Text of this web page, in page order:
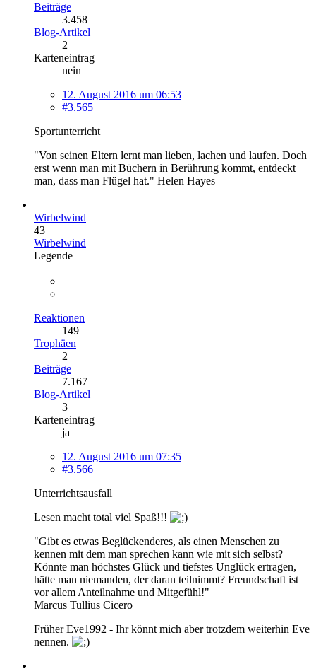
Beiträge
3.458
Blog-Artikel
2
Karteneintrag
nein
12. August 2016 um 06:53
#3.565
Sportunterricht
"Von seinen Eltern lernt man lieben, lachen und laufen. Doch
erst wenn man mit Büchern in Berührung kommt, entdeckt
man, dass man Flügel hat." Helen Hayes
Wirbelwind
43
Wirbelwind
Legende
Reaktionen
149
Trophäen
2
Beiträge
7.167
Blog-Artikel
3
Karteneintrag
ja
12. August 2016 um 07:35
#3.566
Unterrichtsausfall
Lesen macht total viel Spaß!!!
"Gibt es etwas Beglückenderes, als einen Menschen zu
kennen mit dem man sprechen kann wie mit sich selbst?
Könnte man höchstes Glück und tiefstes Unglück ertragen,
hätte man niemanden, der daran teilnimmt? Freundschaft ist
vor allem Anteilnahme und Mitgefühl!"
Marcus Tullius Cicero
Früher Eve1992 - Ihr könnt mich aber trotzdem weiterhin Eve
nennen.